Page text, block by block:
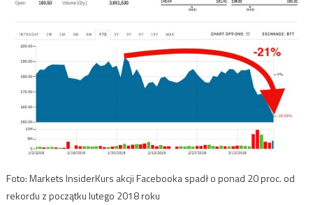
Foto: Markets InsiderKurs akcji Facebooka spadł o ponad 20 proc. od
rekordu z początku lutego 2018 roku